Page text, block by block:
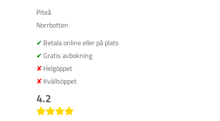
Piteå
Norrbotten
Betala online eller på plats
Gratis avbokning
Helgöppet
Kvällsöppet
4.2